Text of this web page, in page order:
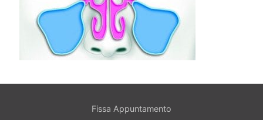
Fissa Appuntamento